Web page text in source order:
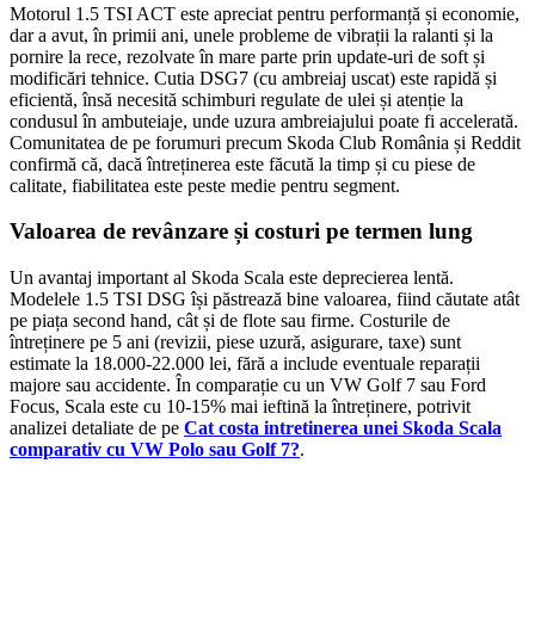
Motorul 1.5 TSI ACT este apreciat pentru performanță și economie,
dar a avut, în primii ani, unele probleme de vibrații la ralanti și la
pornire la rece, rezolvate în mare parte prin update-uri de soft și
modificări tehnice. Cutia DSG7 (cu ambreiaj uscat) este rapidă și
eficientă, însă necesită schimburi regulate de ulei și atenție la
condusul în ambuteiaje, unde uzura ambreiajului poate fi accelerată.
Comunitatea de pe forumuri precum Skoda Club România și Reddit
confirmă că, dacă întreținerea este făcută la timp și cu piese de
calitate, fiabilitatea este peste medie pentru segment.
Valoarea de revânzare și costuri pe termen lung
Un avantaj important al Skoda Scala este deprecierea lentă.
Modelele 1.5 TSI DSG își păstrează bine valoarea, fiind căutate atât
pe piața second hand, cât și de flote sau firme. Costurile de
întreținere pe 5 ani (revizii, piese uzură, asigurare, taxe) sunt
estimate la 18.000-22.000 lei, fără a include eventuale reparații
majore sau accidente. În comparație cu un VW Golf 7 sau Ford
Focus, Scala este cu 10-15% mai ieftină la întreținere, potrivit
analizei detaliate de pe Cat costa intretinerea unei Skoda Scala
comparativ cu VW Polo sau Golf 7?.